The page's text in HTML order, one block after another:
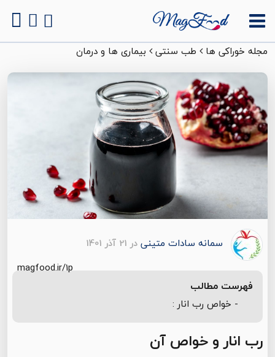
مجله خوراکی ها طب سنتی بیماری ها و درمان
سمانه سادات متینیدر 21 آذر 1401
magfood.ir/1p
فهرست مطالب
- خواص رب انار :
رب انار و خواص آن